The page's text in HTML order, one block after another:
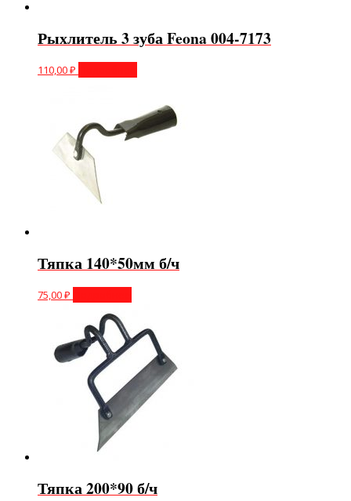
Рыхлитель 3 зуба Feona 004-7173
110,00₽
Тяпка 140*50мм б/ч
75,00₽
Тяпка 200*90 б/ч